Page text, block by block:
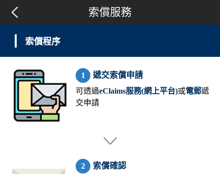
索償服務
索償程序
遞交索償申請
可透過eClaims服務(網上平台)或電郵遞
交申請
索償確認